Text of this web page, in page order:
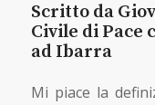
Scritto da
Civile di Pace
ad Ibarra
Mi piace la